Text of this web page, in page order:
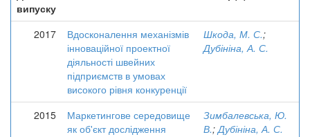
випуску
2017
Вдосконалення механізмів
інноваційної проектної
діяльності швейних
підприємств в умовах
високого рівня конкуренції
Шкода, М. С.;
Дубініна, А. С.
2015
Маркетингове середовище
як об'єкт дослідження
Зимбалевська, Ю.
В.;Дубініна, А. С.